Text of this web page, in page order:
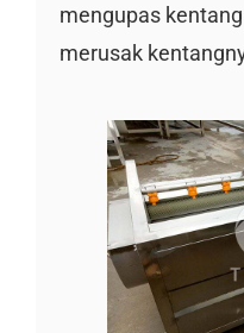
mengupas
merusak